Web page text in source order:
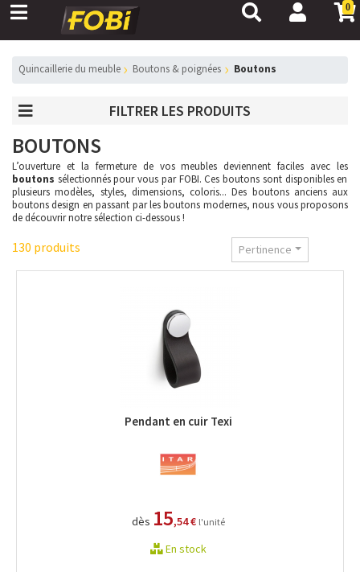
0
Quincaillerie du meuble Boutons & poignées Boutons
FILTRER LES PRODUITS
BOUTONS
L’ouverture et la fermeture de vos meubles deviennent faciles avec les
boutons sélectionnés pour vous par FOBI. Ces boutons sont disponibles en
plusieurs modèles, styles, dimensions, coloris... Des boutons anciens aux
boutons design en passant par les boutons modernes, nous vous proposons
de découvrir notre sélection ci-dessous !
130 produits Pertinence
Pendant en cuir Texi
dès 15,54 € l'unité
En stock